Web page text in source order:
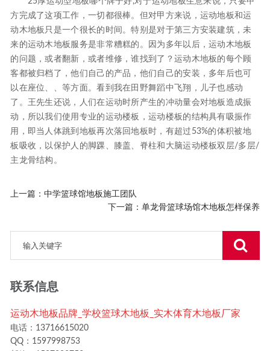
方完成了这项工作，一切都很棒。但对甲方来说，运动地板和运
动木地板只是一个很长的时间。特别是对于第三方安装建筑，未
来的运动木地板服务是非常糟糕的。因为多年以后，运动木地板
的问题，或者翻新，或者维修，谁找到了？运动木地板的每个顾
客都被归档了，他们自己的产品，他们自己的安装，多年后也可
以在座位、、等方面。看到我在田野舞蹈中飞翔，儿子也感动
了。王先生还说，人们在运动时所产生的冲动量会对地板造成振
动，所以我们使用专业的运动楼板，运动楼板的结构具有吸振作
用，即当人体跳到地板再次落回地板时，有超过53%的体积被地
板吸收，以保护人的脚踝、膝盖、脊柱和大脑运动楼板双层/多层/
主龙骨结构。
上一篇：中学篮球馆地板施工团队
下一篇： 单龙骨篮球场馆木地板怎样保养
联系信息
运动木地板品牌_学校篮球木地板_实木体育木地板厂家
电话：13716615020
QQ：1597998753